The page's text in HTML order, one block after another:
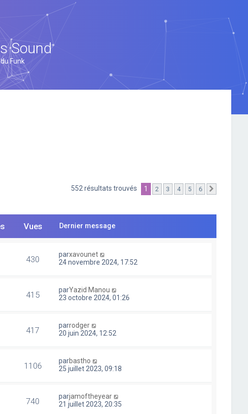
Sound
Funk
552 résultats trouvés 1 2 3 4 5 6
Vues Dernier message
430 parxavounet
24 novembre 2024, 17:52
415 parYazid Manou
23 octobre 2024, 01:26
417 parrodger
20 juin 2024, 12:52
1106 parbastho
25 juillet 2023, 09:18
740 parjamoftheyear
21 juillet 2023, 20:35